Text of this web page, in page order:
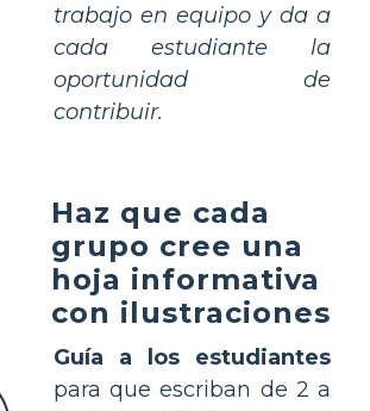
trabajo en equipo y da a
cada estudiante la
oportunidad de
contribuir.
Haz que cada
grupo cree una
hoja informativa
con ilustraciones
Guía a los estudiantes
para que escriban de 2 a